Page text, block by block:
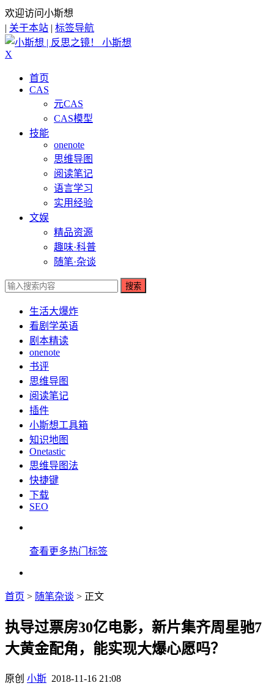
欢迎访问小斯想
| 关于本站 | 标签导航
小斯想
X
首页
CAS
元CAS
CAS模型
技能
onenote
思维导图
阅读笔记
语言学习
实用经验
文娱
精品资源
趣味·科普
随笔·杂谈
搜索
生活大爆炸
看剧学英语
剧本精读
onenote
书评
思维导图
阅读笔记
插件
小斯想工具箱
知识地图
Onetastic
思维导图法
快捷键
下载
SEO
查看更多热门标签
首页 > 随笔杂谈 > 正文
执导过票房30亿电影，新片集齐周星驰7
大黄金配角，能实现大爆心愿吗？
原创 小斯 2018-11-16 21:08